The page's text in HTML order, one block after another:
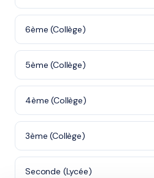
6ème (Collège)
5ème (Collège)
4ème (Collège)
3ème (Collège)
Seconde (Lycée)